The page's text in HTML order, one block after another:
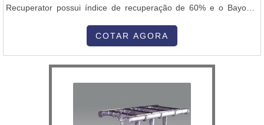
Recuperator possui índice de recuperação de 60% e o Bayonet
funcionam como recuperador de calor para o queimador
radiação. Pontos positivos e...
COTAR AGORA